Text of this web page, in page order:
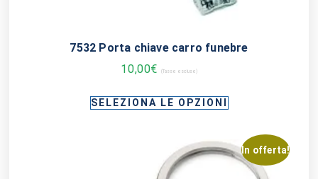
7532 Porta chiave carro funebre
10,00€ (Tasse escluse)
SELEZIONA LE OPZIONI
In offerta!